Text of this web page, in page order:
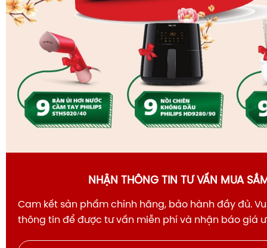
NHẬN THÔNG TIN TƯ VẤN MUA
Cam kết sản phẩm chính hãng, bảo hành đầy đủ.
thông tin để được tư vấn miễn phí và nhận báo giá